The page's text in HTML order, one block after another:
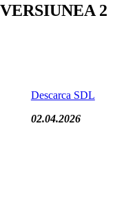
VERSIUNEA 2
Descarca SDL
02.04.2026